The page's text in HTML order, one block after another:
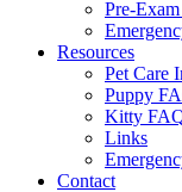
Pre-
Resources
Pet Care
Puppy
Kitty
Links
Contact